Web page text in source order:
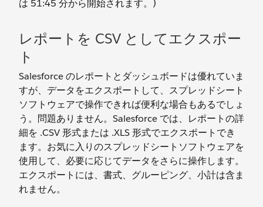
は 51:45 分から開始されます。)
レポートを CSV としてエクスポー
ト
Salesforce のレポートとダッシュボードは優れていま
すが、データをエクスポートして、スプレッドシート
ソフトウェアで操作できれば便利な場合もあるでしょ
う。問題ありません。Salesforce では、レポートの詳
細を .CSV 形式または .XLS 形式でエクスポートでき
ます。お気に入りのスプレッドシートソフトウェアを
使用して、必要に応じてデータをさらに操作します。
エクスポートには、書式、グルーピング、小計は含ま
れません。